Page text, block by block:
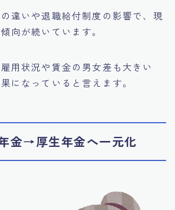
違いや退職給付制度の影響で、現
向が続いています。
用状況や賃金の男女差も大きい
になっていると言えます。
金→厚生年金へ一元化